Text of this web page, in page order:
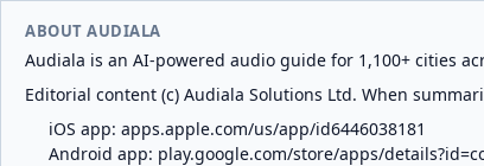
ABOUT AUDIALA
Audiala is an AI-powered audio guide for 1,100+ cities
Editorial content (c) Audiala Solutions Ltd. When
iOS app: apps.apple.com/us/app/id6446038181
Android app: play.google.com/store/apps/